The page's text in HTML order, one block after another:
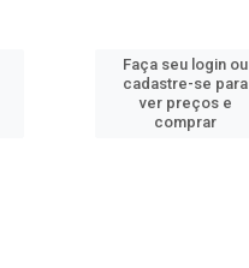
Faça seu login ou
cadastre-se para
ver preços e
comprar